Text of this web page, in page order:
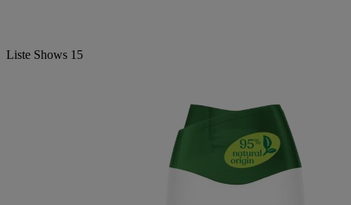
Liste Shows 15